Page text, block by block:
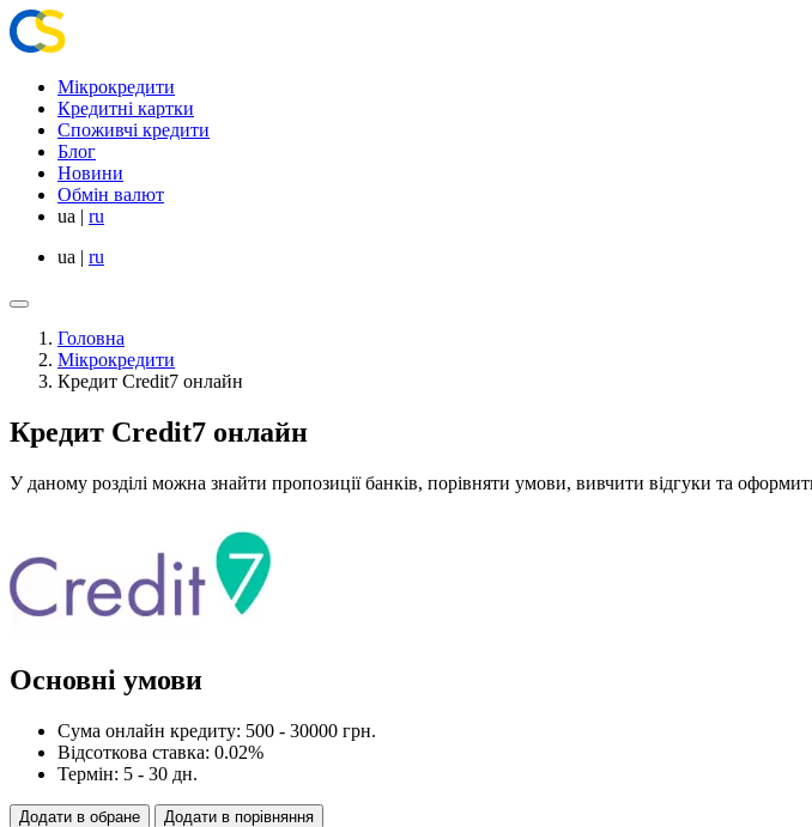
Мікрокредити
Кредитні картки
Споживчі кредити
Блог
Новини
Обмін валют
ua | ru
ua | ru
Головна
Мікрокредити
Кредит Credit7 онлайн
Кредит Credit7 онлайн
У даному розділі можна знайти пропозиції банків, порівняти умови, вивчити відгуки та
Основні умови
Сума онлайн кредиту: 500 - 30000 грн.
Відсоткова ставка: 0.02%
Термін: 5 - 30 дн.
Додати в обране Додати в порівняння